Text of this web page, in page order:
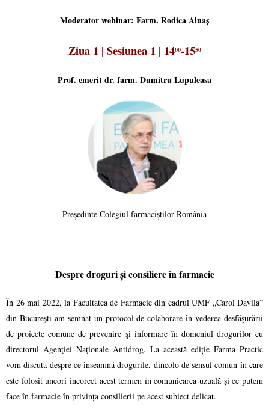
Moderator webinar: Farm. Rodica Aluaș
Ziua 1 | Sesiunea 1 | 1400-1550
Prof. emerit dr. farm. Dumitru Lupuleasa
Președinte Colegiul farmaciștilor România
Despre droguri și consiliere în farmacie
În 26 mai 2022, la Facultatea de Farmacie din cadrul UMF „Carol Davila”
din Bucureşti am semnat un protocol de colaborare în vederea desfăşurării
de proiecte comune de prevenire şi informare în domeniul drogurilor cu
directorul Agenţiei Naţionale Antidrog. La această ediție Farma Practic
vom discuta despre ce înseamnă drogurile, dincolo de sensul comun în care
este folosit uneori incorect acest termen în comunicarea uzuală și ce putem
face în farmacie în privința consilierii pe acest subiect delicat.